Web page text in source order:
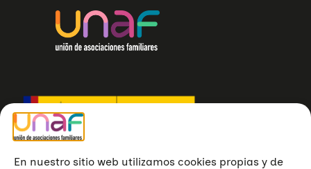
En nuestro sitio web utilizamos cookies propias y de